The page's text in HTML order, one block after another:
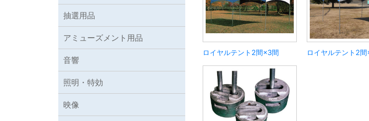
ロイヤルテント2間×3間 ロイヤルテント2
抽選用品
アミューズメント用品
音響
照明・特効
映像